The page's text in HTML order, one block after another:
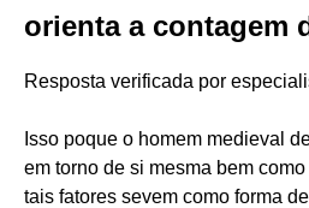
orienta a contagem
Resposta verificada por
Isso poque o homem medieval
em torno de si mesma bem
tais fatores sevem como forma